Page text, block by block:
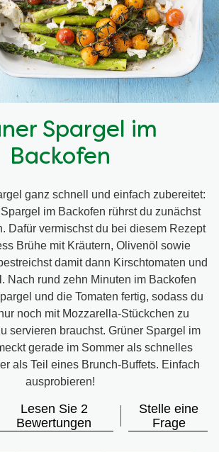
Spargel im
Backofen
ganz schnell und einfach zubereitet:
im Backofen rührst du zunächst
Dafür vermischst du bei diesem Rezept
Brühe mit Kräutern, Olivenöl sowie
damit dann Kirschtomaten und
Nach rund zehn Minuten im Backofen
und die Tomaten fertig, sodass du
noch mit Mozzarella-Stückchen zu
servieren brauchst. Grüner Spargel im
gerade im Sommer als schnelles
als Teil eines Brunch-Buffets. Einfach
ausprobieren!
Lesen Sie 2
Bewertungen
Stelle eine
Frage